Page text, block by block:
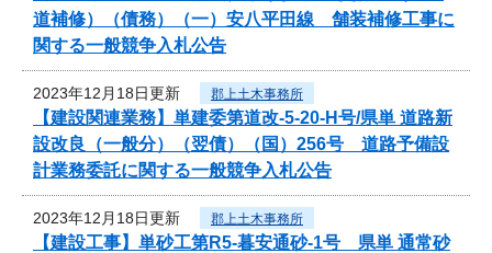
道補修）（債務）（一）安八平田線 舗装補修工事に
関する一般競争入札公告
2023年12月18日更新 郡上土木事務所
【建設関連業務】単建委第道改-5-20-H号/県単 道路新
設改良（一般分）（翌債）（国）256号 道路予備設
計業務委託に関する一般競争入札公告
2023年12月18日更新 郡上土木事務所
【建設工事】単砂工第R5-暮安通砂-1号 県単 通常砂